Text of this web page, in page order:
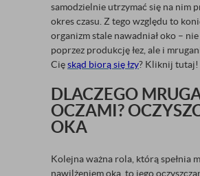
samodzielnie utrzymać się na nim
okres czasu. Z tego względu to
organizm stale nawadniał oko –
poprzez produkcję łez, ale i
Cięskąd biorą się łzy? Kliknij tutaj!
DLACZEGO
OCZAMI?
OKA
Kolejna ważna rola, którą spełnia
nawilżeniem oka, to jego